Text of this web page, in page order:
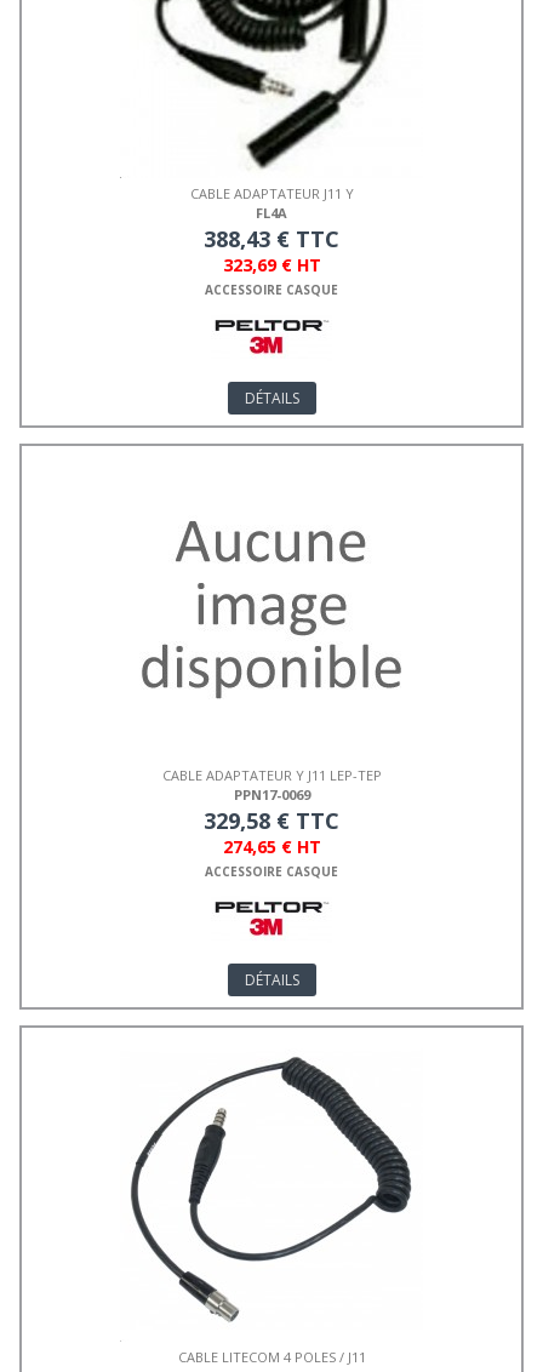
CABLE ADAPTATEUR J11 Y
FL4A
388,43 € TTC
323,69 € HT
ACCESSOIRE CASQUE
DÉTAILS
CABLE ADAPTATEUR Y J11 LEP-TEP
PPN17-0069
329,58 € TTC
274,65 € HT
ACCESSOIRE CASQUE
DÉTAILS
CABLE LITECOM 4 POLES / J11